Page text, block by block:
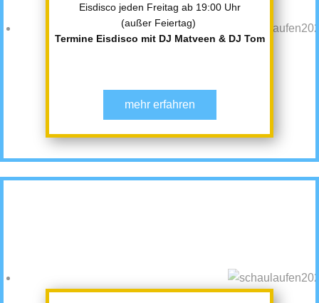
Eisdisco jeden Freitag ab 19:00 Uhr
(außer Feiertag)
Termine Eisdisco mit DJ Matveen & DJ Tom
mehr erfahren